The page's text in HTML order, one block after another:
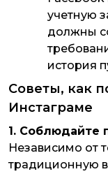
учетную
должны
история
Советы, как
Инстаграме
1. Соблюдайте
Независимо от
традиционную